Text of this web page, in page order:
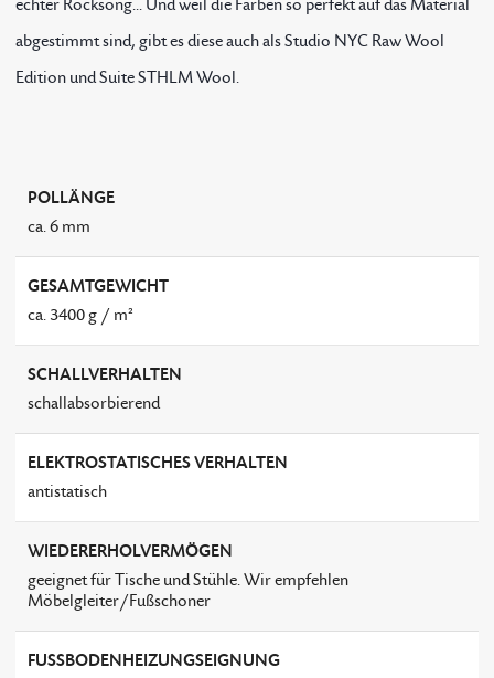
echter Rocksong... Und weil die Farben so perfekt auf das Material
abgestimmt sind, gibt es diese auch als Studio NYC Raw Wool
Edition und Suite STHLM Wool.
POLLÄNGE
ca. 6 mm
GESAMTGEWICHT
ca. 3400 g / m²
SCHALLVERHALTEN
schallabsorbierend
ELEKTROSTATISCHES VERHALTEN
antistatisch
WIEDERERHOLVERMÖGEN
geeignet für Tische und Stühle. Wir empfehlen
Möbelgleiter/Fußschoner
FUSSBODENHEIZUNGSEIGNUNG